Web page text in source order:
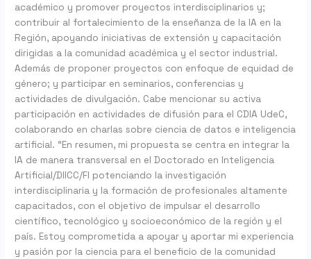
académico y promover proyectos interdisciplinarios y;
contribuir al fortalecimiento de la enseñanza de la IA en la
Región, apoyando iniciativas de extensión y capacitación
dirigidas a la comunidad académica y el sector industrial.
Además de proponer proyectos con enfoque de equidad de
género; y participar en seminarios, conferencias y
actividades de divulgación. Cabe mencionar su activa
participación en actividades de difusión para el CDIA UdeC,
colaborando en charlas sobre ciencia de datos e inteligencia
artificial. “En resumen, mi propuesta se centra en integrar la
IA de manera transversal en el Doctorado en Inteligencia
Artificial/DIICC/FI potenciando la investigación
interdisciplinaria y la formación de profesionales altamente
capacitados, con el objetivo de impulsar el desarrollo
científico, tecnológico y socioeconómico de la región y el
país. Estoy comprometida a apoyar y aportar mi experiencia
y pasión por la ciencia para el beneficio de la comunidad